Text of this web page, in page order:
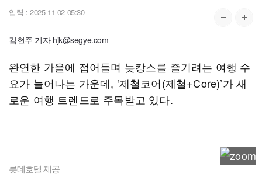
입력 : 2025-11-02 05:30
김현주 기자 hjk@segye.com
완연한 가을에 접어들며 늦캉스를 즐기려는 여행 수
요가 늘어나는 가운데, ‘제철코어(제철+Core)’가 새
로운 여행 트렌드로 주목받고 있다.
롯데호텔 제공